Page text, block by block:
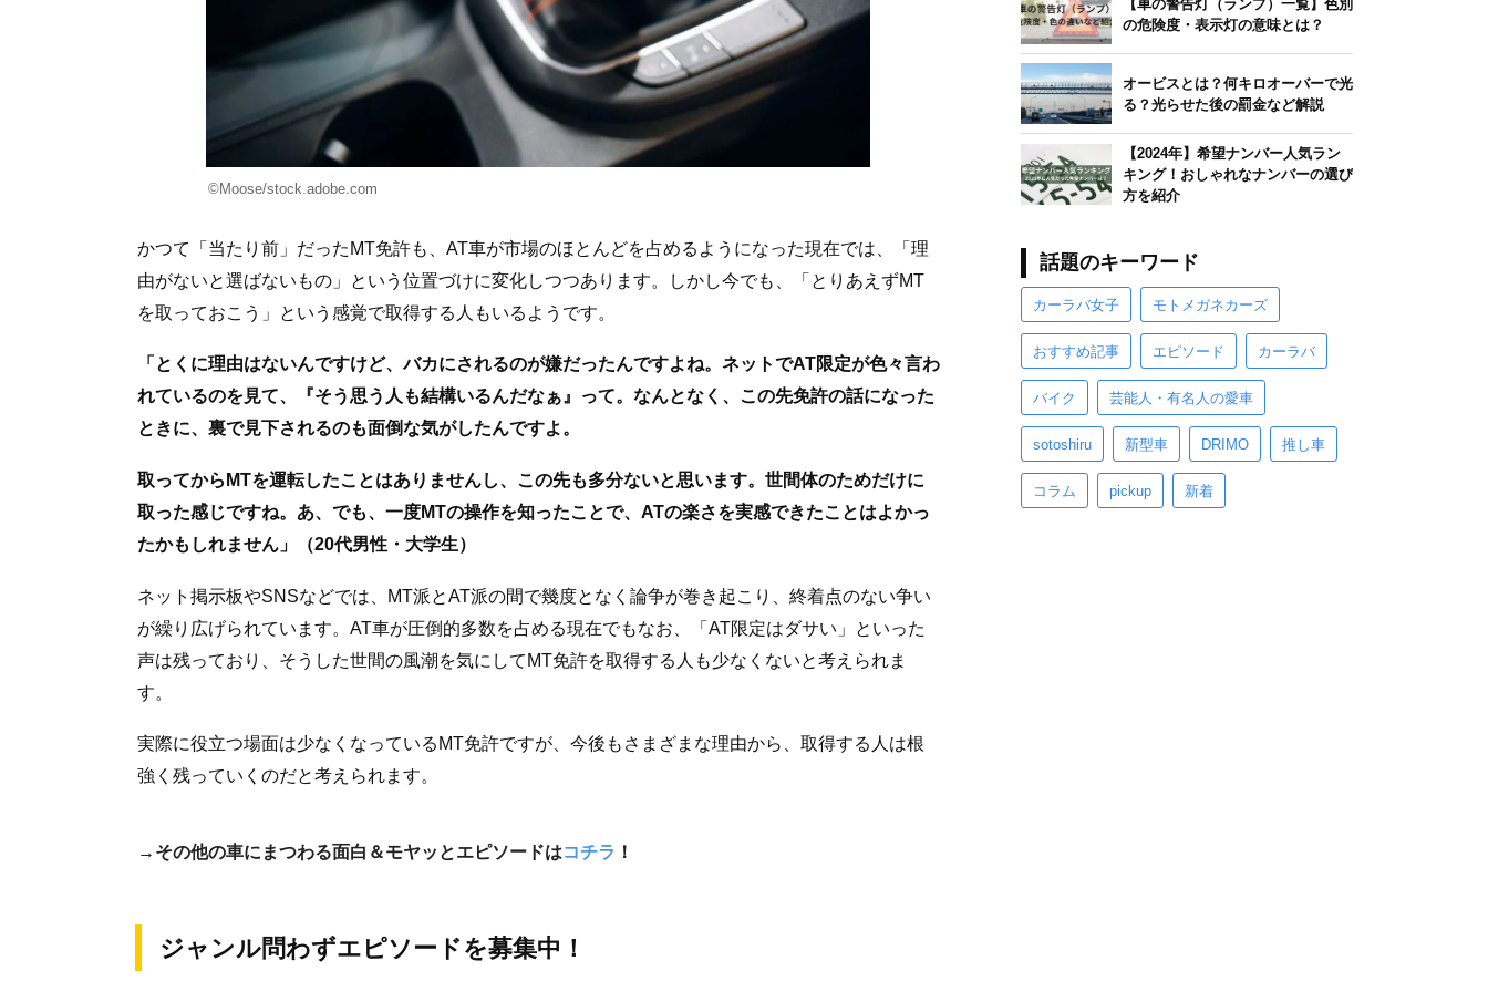
©Moose/stock.adobe.com
かつて「当たり前」だったMT免許も、AT車が市場のほとんどを占めるようになった現在では、「理
由がないと選ばないもの」という位置づけに変化しつつあります。しかし今でも、「とりあえずMT
を取っておこう」という感覚で取得する人もいるようです。
「とくに理由はないんですけど、バカにされるのが嫌だったんですよね。ネットでAT限定が色々言わ
れているのを見て、『そう思う人も結構いるんだなぁ』って。なんとなく、この先免許の話になった
ときに、裏で見下されるのも面倒な気がしたんですよ。
取ってからMTを運転したことはありませんし、この先も多分ないと思います。世間体のためだけに
取った感じですね。あ、でも、一度MTの操作を知ったことで、ATの楽さを実感できたことはよかっ
たかもしれません」（20代男性・大学生）
ネット掲示板やSNSなどでは、MT派とAT派の間で幾度となく論争が巻き起こり、終着点のない争い
が繰り広げられています。AT車が圧倒的多数を占める現在でもなお、「AT限定はダサい」といった
声は残っており、そうした世間の風潮を気にしてMT免許を取得する人も少なくないと考えられま
す。
実際に役立つ場面は少なくなっているMT免許ですが、今後もさまざまな理由から、取得する人は根
強く残っていくのだと考えられます。
→その他の車にまつわる面白＆モヤッとエピソードはコチラ ！
ジャンル問わずエピソードを募集中！
【車の警告灯（ランプ）一覧】色別
の危険度・表示灯の意味とは？
オービスとは？何キロオーバーで光
る？光らせた後の罰金など解説
【2024年】希望ナンバー人気ラン
キング！おしゃれなナンバーの選び
方を紹介
話題のキーワード
カーラバ女子 モトメガネカーズ
おすすめ記事 エピソード カーラバ
バイク 芸能人・有名人の愛車
sotoshiru 新型車 DRIMO 推し車
コラム pickup 新着